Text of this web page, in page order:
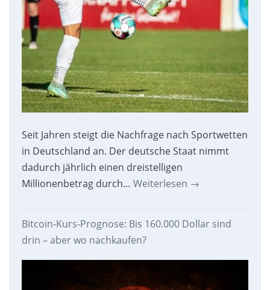
Seit Jahren steigt die Nachfrage nach Sportwetten
in Deutschland an. Der deutsche Staat nimmt
dadurch jährlich einen dreistelligen
Millionenbetrag durch… Weiterlesen →
Bitcoin-Kurs-Prognose: Bis 160.000 Dollar sind
drin – aber wo nachkaufen?